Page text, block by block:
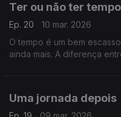
Ter ou não ter tempo
Ep. 20
10 mar. 2026
O tempo é um bem
ainda mais. A diferença
Uma jornada depois